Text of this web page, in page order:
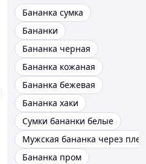
Бананка сумка
Бананки
Бананка черная
Бананка кожаная
Бананка бежевая
Бананка хаки
Сумки бананки белые
Мужская бананка через
Бананка пром